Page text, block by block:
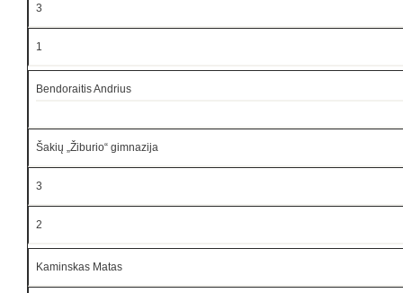
3
1
Bendoraitis Andrius
Šakių „Žiburio“ gimnazija
3
2
Kaminskas Matas